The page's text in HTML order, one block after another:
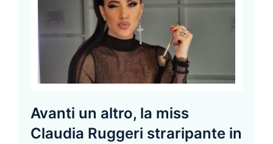
Avanti un altro, la miss
Claudia Ruggeri straripante in